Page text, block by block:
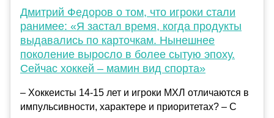
Дмитрий Федоров о том, что игроки стали
ранимее: «Я застал время, когда продукты
выдавались по карточкам. Нынешнее
поколение выросло в более сытую эпоху.
Сейчас хоккей – мамин вид спорта»
– Хоккеисты 14-15 лет и игроки МХЛ отличаются в
импульсивности, характере и приоритетах? – С